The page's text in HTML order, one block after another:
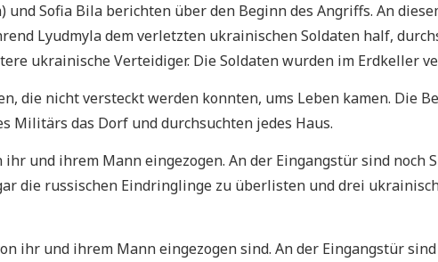
Sofia Bila berichten über den Beginn des Angriffs. An
Lyudmyla dem verletzten ukrainischen Soldaten half,
ukrainische Verteidiger. Die Soldaten wurden im Erdkeller
die nicht versteckt werden konnten, ums Leben kamen. Die
Militärs das Dorf und durchsuchten jedes Haus.
ihr und ihrem Mann eingezogen. An der Eingangstürsind noch
die russischen Eindringlinge zu überlisten und drei
ihr und ihrem Mann eingezogen sind. An der Eingangstür